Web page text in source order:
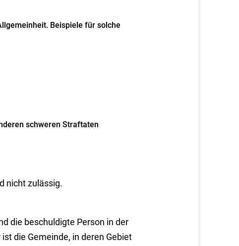
Beispiele für solche
schweren Straftaten
nicht zulässig.
die beschuldigte Person in der
die Gemeinde, in deren Gebiet